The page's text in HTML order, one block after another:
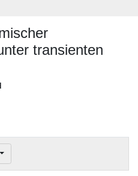
transienten